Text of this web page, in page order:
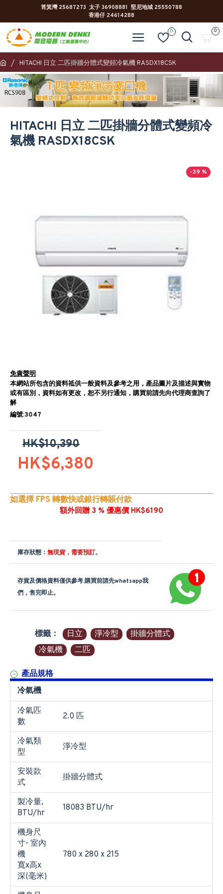
筲箕灣 25687273 太子 36908881 堅尼地城 25550788
香港仔 24614288
0 0
HITACHI 日立 二匹掛牆分體式變頻冷氣機 RASDX18CSK
HITACHI 日立 二匹掛牆分體式變頻冷
氣機 RASDX18CSK
-39 %
免責聲明
本網站所包含的資料祗供一般資料及參考之用，產品圖片及描述與實物
或有區別，資料如有更改，恕不另行通知，購買前請先向代理商查詢了
解
編號:3047
HK$6,380
HK$10,390
如選擇 FPS 轉數快或銀行轉賬付款
額外回贈 3 % 優惠價 HK$6190
庫存狀態： 無現貨，需要預訂。
存貨及價格資料僅供參考,購買前請先whatsapp我
們，售完即止。
標籤： 日立 淨冷型
掛牆分體式
冷氣機
二匹
產品規格
冷氣機
冷氣匹
數
2.0 匹
冷氣類
型
淨冷型
安裝款
式
掛牆分體式
製冷量,
BTU/hr
18083 BTU/hr
機身尺
寸- 室內
機
寬x高x
深(毫米)
780 x 280 x 215